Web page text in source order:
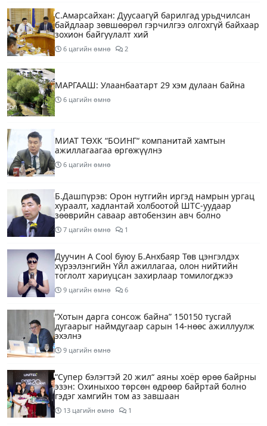
С.Амарсайхан: Дуусаагүй барилгад урьдчилсан
байдлаар зөвшөөрөл гэрчилгээ олгохгүй байхаар
зохион байгуулалт хий
6 цагийн өмнө 2
МАРГААШ: Улаанбаатарт 29 хэм дулаан байна
6 цагийн өмнө
МИАТ ТӨХК “БОИНГ“ компанитай хамтын
ажиллагаагаа өргөжүүлнэ
6 цагийн өмнө
Б.Дашпүрэв: Орон нутгийн иргэд намрын ургац
хураалт, хадлантай холбоотой ШТС-уудаар
зөөврийн саваар автобензин авч болно
7 цагийн өмнө 1
Дуучин A Cool буюу Б.Анхбаяр Төв цэнгэлдэх
хүрээлэнгийн Үйл ажиллагаа, олон нийтийн
тоглолт хариуцсан захирлаар томилогджээ
9 цагийн өмнө 6
“Хотын дарга сонсож байна” 150150 тусгай
дугаарыг наймдугаар сарын 14-нөөс ажиллуулж
эхэлнэ
9 цагийн өмнө
“Супер бэлэгтэй 20 жил“ аяны хоёр өрөө байрны
эзэн: Охиныхоо төрсөн өдрөөр байртай болно
гэдэг хамгийн том аз завшаан
13 цагийн өмнө 1